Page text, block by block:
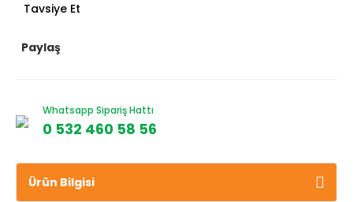
Tavsiye Et
Paylaş
Whatsapp Sipariş Hattı
0 532 460 58 56
Ürün Bilgisi